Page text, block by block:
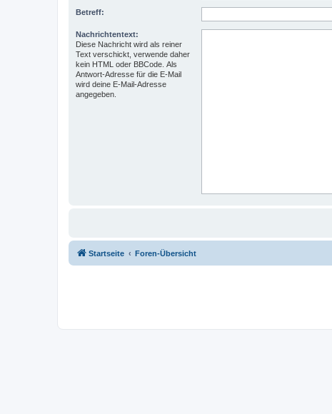
Betreff:
Nachrichtentext:
Diese Nachricht wird als reiner
Text verschickt, verwende daher
kein HTML oder BBCode. Als
Antwort-Adresse für die E-Mail
wird deine E-Mail-Adresse
angegeben.
Startseite Foren-Übersicht